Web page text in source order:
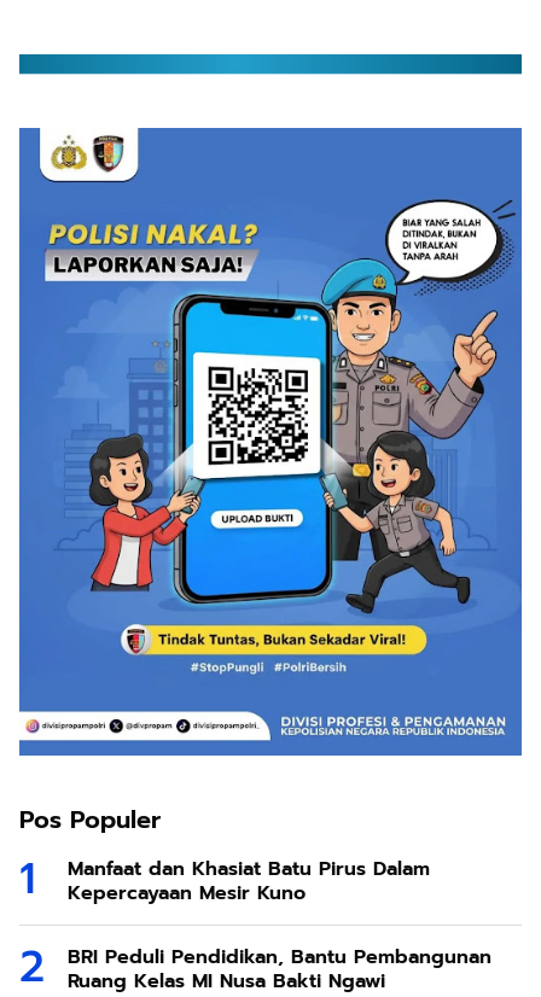
Pos Populer
Manfaat dan Khasiat Batu Pirus Dalam
Kepercayaan Mesir Kuno
BRI Peduli Pendidikan, Bantu Pembangunan
Ruang Kelas MI Nusa Bakti Ngawi